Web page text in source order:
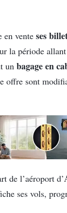
en vente ses
la période allant
un bagage en
offre sont
de l’aéroport d’
ses vols,